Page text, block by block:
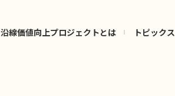
沿線価値向上プロジェクトとは トピックス